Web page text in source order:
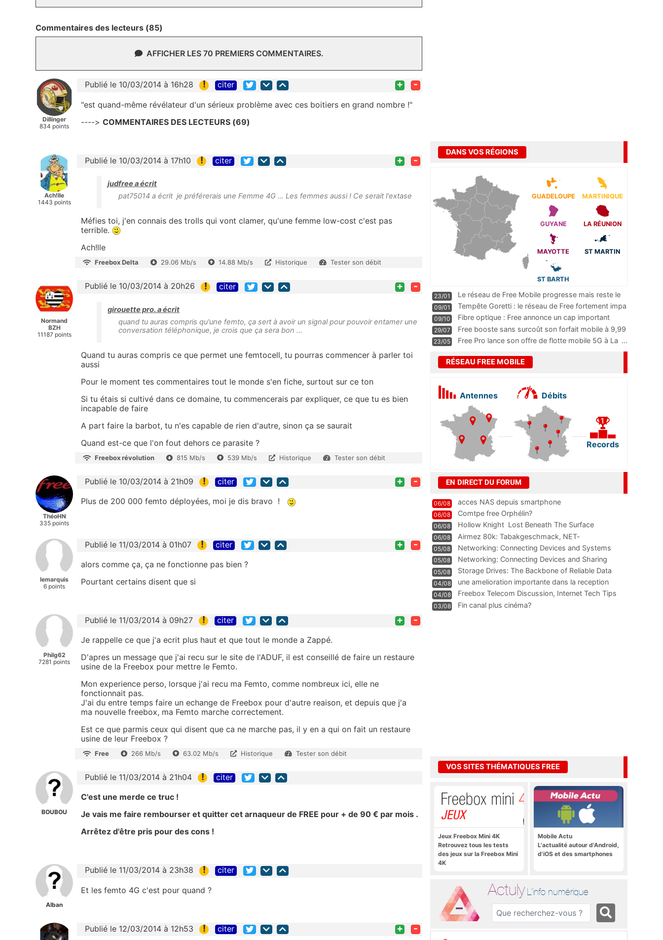
Commentaires des lecteurs (85)
AFFICHER LES 70 PREMIERS COMMENTAIRES.
Dillinger
834 points
Publié le 10/03/2014 à 16h28 ! citer + -
"est quand-même révélateur d'un sérieux problème avec ces boitiers en grand nombre !"
----> COMMENTAIRES DES LECTEURS (69)
Ach!lle
1443 points
Publié le 10/03/2014 à 17h10 ! citer + -
judfree a écrit
pat75014 a écrit je préférerais une Femme 4G ... Les femmes aussi ! Ce serait l'extase
Méfies toi, j'en connais des trolls qui vont clamer, qu'une femme low-cost c'est pas
terrible.
Ach!lle
Freebox Delta 29.06 Mb/s 14.88 Mb/s Historique Tester son débit
Normand
BZH
11187 points
Publié le 10/03/2014 à 20h26 ! citer + -
girouette pro. a écrit
quand tu auras compris qu'une femto, ça sert à avoir un signal pour pouvoir entamer une
conversation téléphonique, je crois que ça sera bon ...
Quand tu auras compris ce que permet une femtocell, tu pourras commencer à parler toi
aussi
Pour le moment tes commentaires tout le monde s'en fiche, surtout sur ce ton
Si tu étais si cultivé dans ce domaine, tu commencerais par expliquer, ce que tu es bien
incapable de faire
A part faire la barbot, tu n'es capable de rien d'autre, sinon ça se saurait
Quand est-ce que l'on fout dehors ce parasite ?
Freebox révolution 815 Mb/s 539 Mb/s Historique Tester son débit
ThéoHN
335 points
Publié le 10/03/2014 à 21h09 ! citer + -
Plus de 200 000 femto déployées, moi je dis bravo !
lemarquis
6 points
Publié le 11/03/2014 à 01h07 ! citer + -
alors comme ça, ça ne fonctionne pas bien ?
Pourtant certains disent que si
Philg62
7281 points
Publié le 11/03/2014 à 09h27 ! citer + -
Je rappelle ce que j'a ecrit plus haut et que tout le monde a Zappé.
D'apres un message que j'ai recu sur le site de l'ADUF, il est conseillé de faire un restaure
usine de la Freebox pour mettre le Femto.
Mon experience perso, lorsque j'ai recu ma Femto, comme nombreux ici, elle ne
fonctionnait pas.
J'ai du entre temps faire un echange de Freebox pour d'autre reaison, et depuis que j'a
ma nouvelle freebox, ma Femto marche correctement.
Est ce que parmis ceux qui disent que ca ne marche pas, il y en a qui on fait un restaure
usine de leur Freebox ?
Free 266 Mb/s 63.02 Mb/s Historique Tester son débit
BOUBOU
Publié le 11/03/2014 à 21h04 ! citer
C'est une merde ce truc !
Je vais me faire rembourser et quitter cet arnaqueur de FREE pour + de 90 € par mois .
Arrêtez d'être pris pour des cons !
Alban
Publié le 11/03/2014 à 23h38 ! citer
Et les femto 4G c'est pour quand ?
Publié le 12/03/2014 à 12h53 ! citer + -
DANS VOS RÉGIONS
GUADELOUPE MARTINIQUE
GUYANE LA RÉUNION
MAYOTTE ST MARTIN
ST BARTH
23/01
Le réseau de Free Mobile progresse mais reste le
m
...
09/01
Tempête Goretti : le réseau de Free fortement impa
09/10
Fibre optique : Free annonce un cap important
pass
...
29/07
Free booste sans surcoût son forfait mobile à 9,99
23/05 Free Pro lance son offre de flotte mobile 5G à La ...
RÉSEAU FREE MOBILE
Antennes Débits
Records
EN DIRECT DU FORUM
06/08 acces NAS depuis smartphone
06/08 Comtpe free Orphélin?
06/08 Hollow Knight  Lost Beneath The Surface
06/08
Airmez 80k: Tabakgeschmack, NET-
Technologie und Leistung im
05/08 Networking: Connecting Devices and Systems
05/08
Networking: Connecting Devices and Sharing
Information
05/08
Storage Drives: The Backbone of Reliable Data
Management
04/08
une amelioration importante dans la reception
WIFI
04/08
Freebox Telecom Discussion, Internet Tech Tips
Communi
03/08 Fin canal plus cinéma?
VOS SITES THÉMATIQUES FREE
Jeux Freebox Mini 4K
Retrouvez tous les tests
des jeux sur la Freebox Mini
4K
Mobile Actu
L'actualité autour d'Android,
d'iOS et des smartphones
Actuly L'info numérique